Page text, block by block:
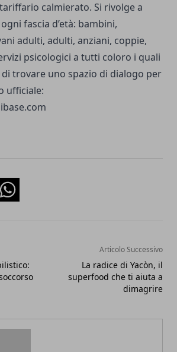
calmierato. Si rivolge a
fascia d’età: bambini,
adulti, adulti, anziani, coppie,
psicologici a tutti coloro i quali
trovare uno spazio di dialogo per
ufficiale:
Whatsapp
Articolo Successivo
La radice di Yacòn, il
superfood che ti aiuta a
dimagrire